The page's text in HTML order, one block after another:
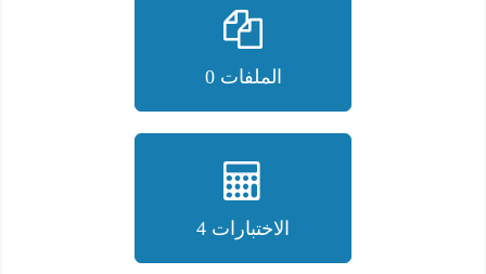
الملفات 0
الاختبارات 4